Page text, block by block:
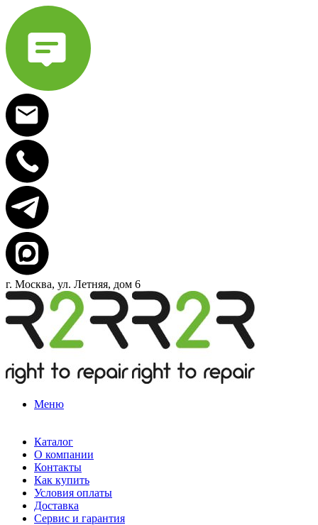
г. Москва, ул. Летняя, дом 6
Меню
Каталог
О компании
Контакты
Как купить
Условия оплаты
Доставка
Сервис и гарантия